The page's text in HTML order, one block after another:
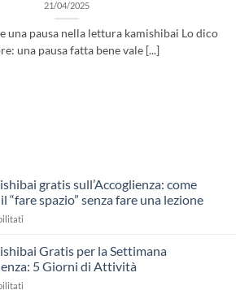
21/04/2025
una pausa nella lettura kamishibai Lo dico
una pausa fatta bene vale [...]
gratis sull’Accoglienza: come
“fare spazio” senza fare una lezione
Kamishibai
sull’Accoglienza:
Gratis per la Settimana
5 Giorni di Attività